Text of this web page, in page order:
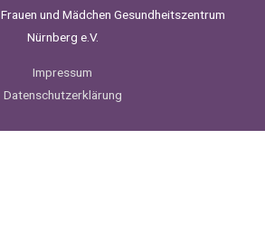
Frauen und Mädchen Gesundheitszentrum
Nürnberg e.V.
Impressum
Datenschutzerklärung